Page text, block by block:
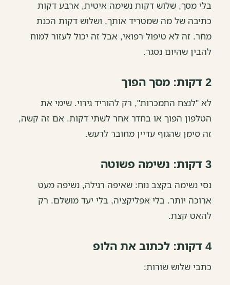
בלי מסך, שלוש דקות נשימה איטית, ארבע דקות
כתיבה של מה שמטריד אותך, ושלוש דקות הכנת
מחר. זה לא טיפול רפואי, אבל זה יכול לעזור למוח
להבין שהיום נסגר.
2 דקות: מסך הפוך
לא "לנצח התמכרות", רק להוריד גירוי. שימי את
הטלפון הפוך או בחדר אחר לשתי דקות. אם זה קשה,
זה סימן שהגוף עדיין מחובר לרעש.
3 דקות: נשימה פשוטה
נסי נשימה בקצב נוח: שאיפה רגילה, נשיפה מעט
ארוכה יותר. בלי אפליקציה, בלי יעד מושלם. רק
להאט קצת.
4 דקות: לכתוב את הלופ
כתבי שלוש שורות: